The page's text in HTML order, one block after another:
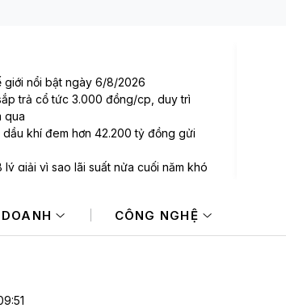
giới nổi bật ngày 6/8/2026
trả cổ tức 3.000 đồng/cp, duy trì
qua
khí đem hơn 42.200 tỷ đồng gửi
lý giải vì sao lãi suất nửa cuối năm khó
thì mới có ăn”
CTCK bán ròng 200 tỷ đồng
DOANH CÔNG NGHỆ